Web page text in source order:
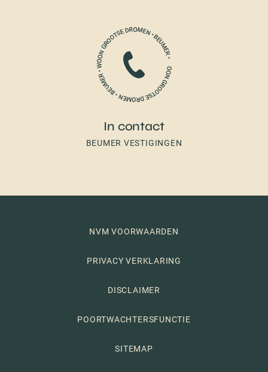
In contact
BEUMER VESTIGINGEN
NVM VOORWAARDEN
PRIVACY VERKLARING
DISCLAIMER
POORTWACHTERSFUNCTIE
SITEMAP